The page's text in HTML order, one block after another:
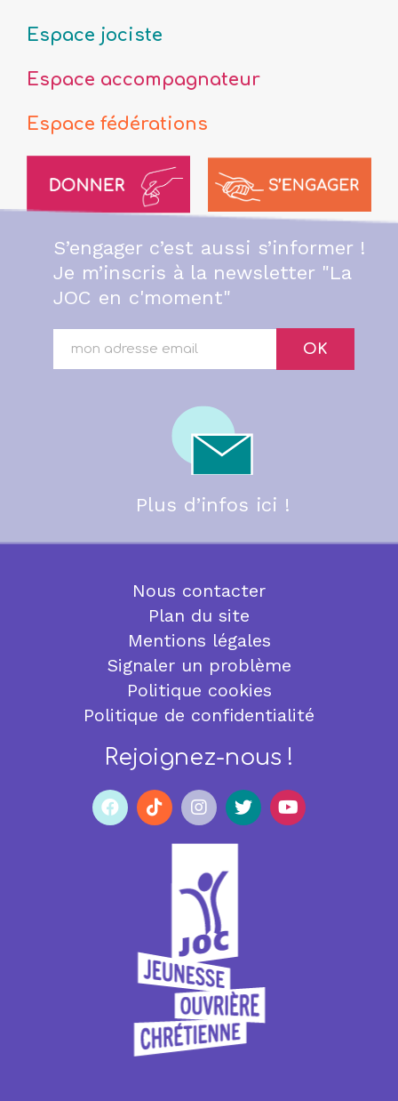
Espace jociste
Espace accompagnateur
Espace fédérations
S’engager c’est aussi s’informer !
Je m’inscris à la newsletter "La
JOC en c'moment"
OK
Plus d’infos ici !
Nous contacter
Plan du site
Mentions légales
Signaler un problème
Politique cookies
Politique de confidentialité
Rejoignez-nous !